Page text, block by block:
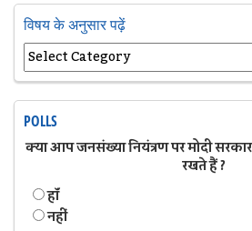
विषय के अनुसार पढ़ें
POLLS
क्या आप जनसंख्या नियंत्रण पर मोदी
रखते हैं ?
हॉं
नहीं